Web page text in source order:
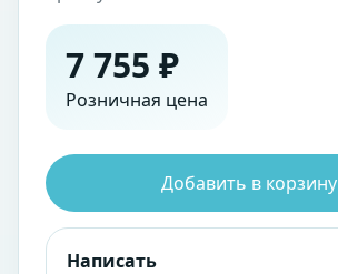
7 755 ₽
Розничная цена
Добавить в корзину
Написать